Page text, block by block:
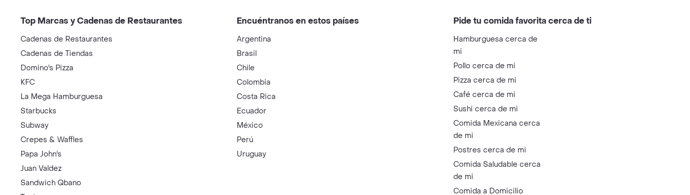
Top Marcas y Cadenas de Restaurantes
Cadenas de Restaurantes
Cadenas de Tiendas
Domino's Pizza
KFC
La Mega Hamburguesa
Starbucks
Subway
Crepes & Waffles
Papa John's
Juan Valdez
Sandwich Qbano
Encuéntranos en estos países
Argentina
Brasil
Chile
Colombia
Costa Rica
Ecuador
México
Perú
Uruguay
Pide tu comida favorita cerca de ti
Hamburguesa cerca de
mi
Pollo cerca de mi
Pizza cerca de mi
Café cerca de mi
Sushi cerca de mi
Comida Mexicana cerca
de mi
Postres cerca de mi
Comida Saludable cerca
de mi
Comida a Domicilio